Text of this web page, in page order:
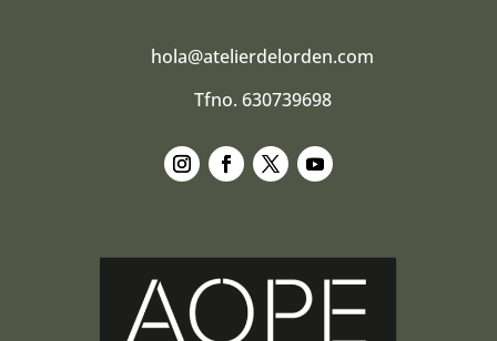
hola@atelierdelorden.com
Tfno. 630739698